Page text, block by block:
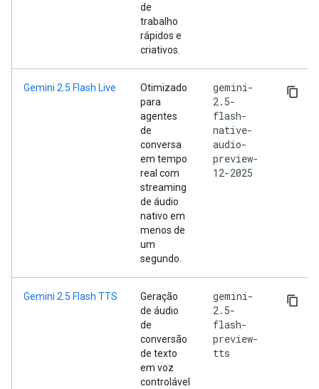
de
trabalho
rápidos e
criativos.
Gemini 2.5 Flash Live
Otimizado
para
agentes
de
conversa
em tempo
real com
streaming
de áudio
nativo em
menos de
um
segundo.
gemini-
2.5-
flash-
native-
audio-
preview-
12-2025
Gemini 2.5 Flash TTS
Geração
de áudio
de
conversão
de texto
em voz
controlável
gemini-
2.5-
flash-
preview-
tts